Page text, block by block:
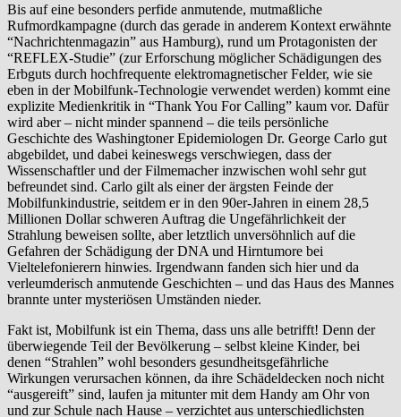
Bis auf eine besonders perfide anmutende, mutmaßliche
Rufmordkampagne (durch das gerade in anderem Kontext erwähnte
“Nachrichtenmagazin” aus Hamburg), rund um Protagonisten der
“REFLEX-Studie” (zur Erforschung möglicher Schädigungen des
Erbguts durch hochfrequente elektromagnetischer Felder, wie sie
eben in der Mobilfunk-Technologie verwendet werden) kommt eine
explizite Medienkritik in “Thank You For Calling” kaum vor. Dafür
wird aber – nicht minder spannend – die teils persönliche
Geschichte des Washingtoner Epidemiologen Dr. George Carlo gut
abgebildet, und dabei keineswegs verschwiegen, dass der
Wissenschaftler und der Filmemacher inzwischen wohl sehr gut
befreundet sind. Carlo gilt als einer der ärgsten Feinde der
Mobilfunkindustrie, seitdem er in den 90er-Jahren in einem 28,5
Millionen Dollar schweren Auftrag die Ungefährlichkeit der
Strahlung beweisen sollte, aber letztlich unversöhnlich auf die
Gefahren der Schädigung der DNA und Hirntumore bei
Vieltelefonierern hinwies. Irgendwann fanden sich hier und da
verleumderisch anmutende Geschichten – und das Haus des Mannes
brannte unter mysteriösen Umständen nieder.
Fakt ist, Mobilfunk ist ein Thema, dass uns alle betrifft! Denn der
überwiegende Teil der Bevölkerung – selbst kleine Kinder, bei
denen “Strahlen” wohl besonders gesundheitsgefährliche
Wirkungen verursachen können, da ihre Schädeldecken noch nicht
“ausgereift” sind, laufen ja mitunter mit dem Handy am Ohr von
und zur Schule nach Hause – verzichtet aus unterschiedlichsten